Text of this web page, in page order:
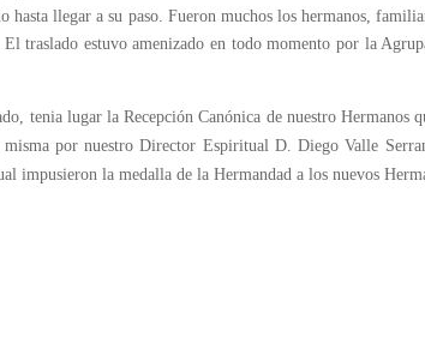
hasta llegar a su paso. Fueron muchos los hermanos,
traslado estuvo amenizado en todo momento por la
lugar la Recepción Canónica de nuestro Hermanos
por nuestro Director Espiritual D. Diego Valle
impusieron la medalla de la Hermandad a los nuevos